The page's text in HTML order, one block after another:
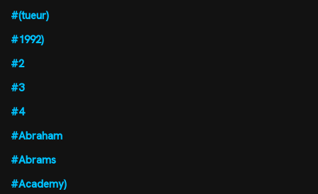
#(tueur)
#1992)
#2
#3
#4
#Abraham
#Abrams
#Academy)